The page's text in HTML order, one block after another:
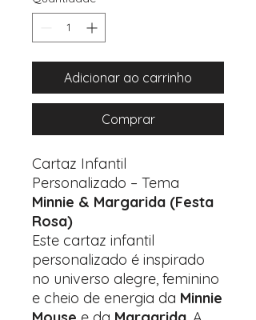
Adicionar ao carrinho
Comprar
Cartaz Infantil
Personalizado – Tema
Minnie & Margarida (Festa
Rosa)
Este cartaz infantil
personalizado é inspirado
no universo alegre, feminino
e cheio de energia da Minnie